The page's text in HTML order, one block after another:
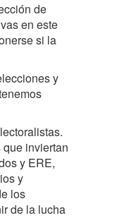
de
en este
si la
y
inviertan
y ERE,
y
los
de la lucha